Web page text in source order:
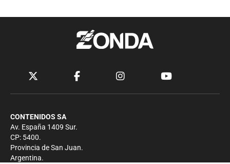
CONTENIDOS SA
Av. España 1409 Sur.
CP: 5400.
Provincia de San Juan.
Argentina.